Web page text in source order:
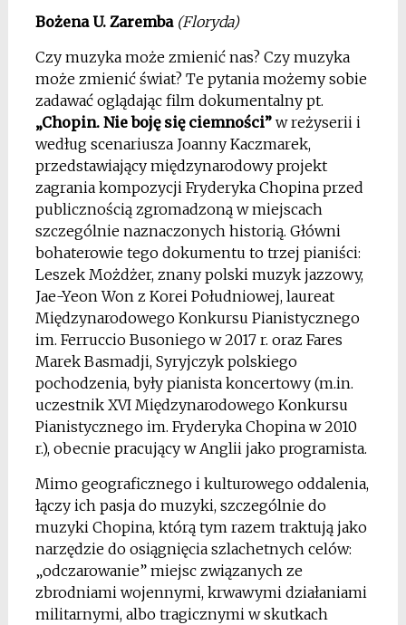
Bożena U. Zaremba (Floryda)
Czy muzyka może zmienić nas? Czy muzyka
może zmienić świat? Te pytania możemy sobie
zadawać oglądając film dokumentalny pt.
„Chopin. Nie boję się ciemności”w reżyserii i
według scenariusza Joanny Kaczmarek,
przedstawiający międzynarodowy projekt
zagrania kompozycji Fryderyka Chopina przed
publicznością zgromadzoną w miejscach
szczególnie naznaczonych historią. Główni
bohaterowie tego dokumentu to trzej pianiści:
Leszek Możdżer, znany polski muzyk jazzowy,
Jae-Yeon Won z Korei Południowej, laureat
Międzynarodowego Konkursu Pianistycznego
im. Ferruccio Busoniego w 2017 r. oraz Fares
Marek Basmadji, Syryjczyk polskiego
pochodzenia, były pianista koncertowy (m.in.
uczestnik XVI Międzynarodowego Konkursu
Pianistycznego im. Fryderyka Chopina w 2010
r.), obecnie pracujący w Anglii jako programista.
Mimo geograficznego i kulturowego oddalenia,
łączy ich pasja do muzyki, szczególnie do
muzyki Chopina, którą tym razem traktują jako
narzędzie do osiągnięcia szlachetnych celów:
„odczarowanie” miejsc związanych ze
zbrodniami wojennymi, krwawymi działaniami
militarnymi, albo tragicznymi w skutkach